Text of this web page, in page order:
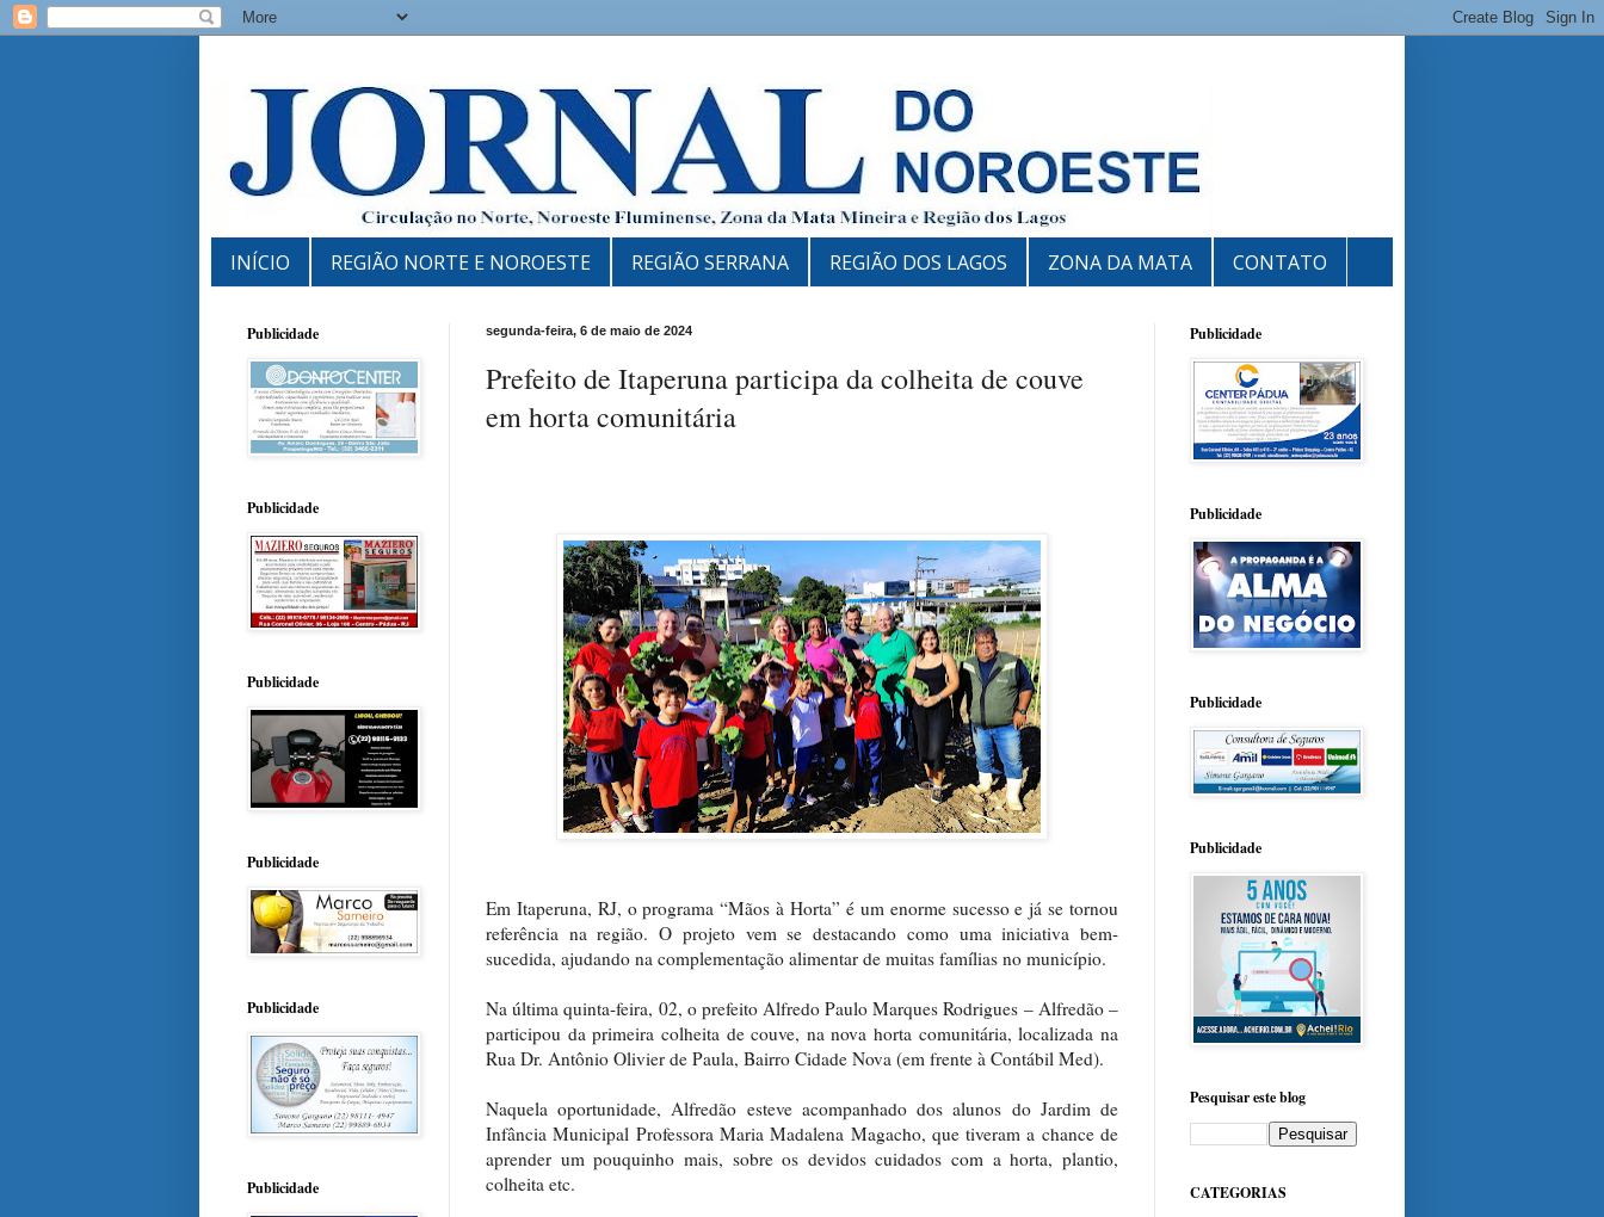
INÍCIO REGIÃO NORTE E NOROESTE REGIÃO SERRANA REGIÃO DOS LAGOS ZONA DA MATA CONTATO
segunda-feira, 6 de maio de 2024
Prefeito de Itaperuna participa da colheita de couve
em horta comunitária
Em Itaperuna, RJ, o programa “Mãos à Horta” é um enorme sucesso e já se tornou
referência na região. O projeto vem se destacando como uma iniciativa bem-
sucedida, ajudando na complementação alimentar de muitas famílias no município.
Na última quinta-feira, 02, o prefeito Alfredo Paulo Marques Rodrigues – Alfredão –
participou da primeira colheita de couve, na nova horta comunitária, localizada na
Rua Dr. Antônio Olivier de Paula, Bairro Cidade Nova (em frente à Contábil Med).
Naquela oportunidade, Alfredão esteve acompanhado dos alunos do Jardim de
Infância Municipal Professora Maria Madalena Magacho, que tiveram a chance de
aprender um pouquinho mais, sobre os devidos cuidados com a horta, plantio,
colheita etc.
Publicidade
Publicidade
Publicidade
Publicidade
Publicidade
Publicidade
Publicidade
Publicidade
Publicidade
Publicidade
Pesquisar este blog
CATEGORIAS